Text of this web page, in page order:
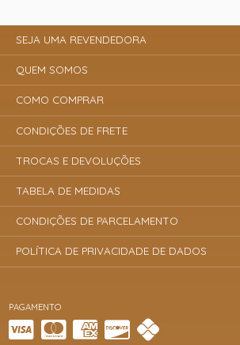
PAGAMENTO
SEJA UMA REVENDEDORA
QUEM SOMOS
COMO COMPRAR
CONDIÇÕES DE FRETE
TROCAS E DEVOLUÇÕES
TABELA DE MEDIDAS
CONDIÇÕES DE PARCELAMENTO
POLÍTICA DE PRIVACIDADE DE DADOS